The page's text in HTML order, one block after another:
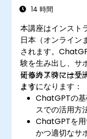
14 時間
本講座はインスト
日本（オンライン
されます。
験を生み出し、サ
えるカスタマーサ
ます。
研修終了時には受
ようになります：
ChatGPTの
スでの活用方
ChatGPTを
かつ適切なサ